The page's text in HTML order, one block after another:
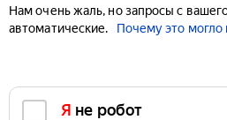
Нам очень жаль, но запросы с
автоматические.
Почему это могло
Я не робот